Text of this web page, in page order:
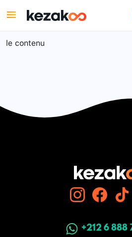
le contenu
+212 6 888